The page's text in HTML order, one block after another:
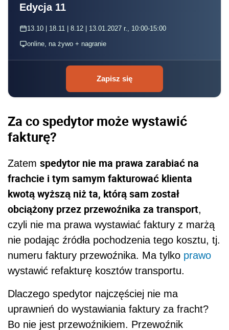
Edycja 11
13.10 | 18.11 | 8.12 | 13.01.2027 r., 10:00-15:00
online, na żywo + nagranie
Zapisz się
Za co spedytor może wystawić
fakturę?
Zatem spedytor nie ma prawa zarabiać na
frachcie i tym samym fakturować klienta
kwotą wyższą niż ta, którą sam został
obciążony przez przewoźnika za transport,
czyli nie ma prawa wystawiać faktury z marżą
nie podając źródła pochodzenia tego kosztu, tj.
numeru faktury przewoźnika. Ma tylko prawo
wystawić refakturę kosztów transportu.
Dlaczego spedytor najczęściej nie ma
uprawnień do wystawiania faktury za fracht?
Bo nie jest przewoźnikiem. Przewoźnik